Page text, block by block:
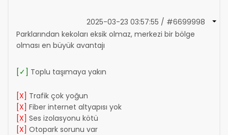
2025-03-23 03:57:55 / #6699998
Parklarından kekoları eksik olmaz, merkezi bir bölge
olması en büyük avantajı
[✓] Toplu taşımaya yakın
[X] Trafik çok yoğun
[X] Fiber internet altyapısı yok
[X] Ses izolasyonu kötü
[X] Otopark sorunu var